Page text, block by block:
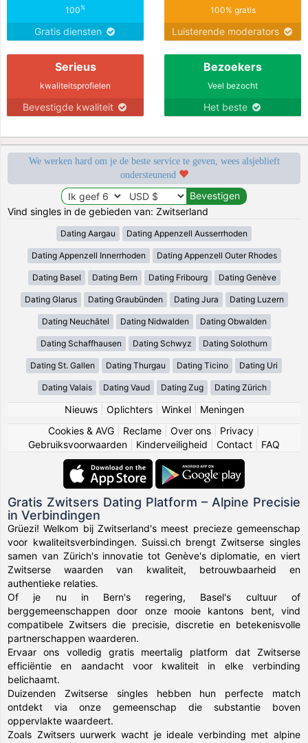
100%
Gratis diensten
100% gratis
Luisterende moderators
Serieus
kwaliteitsprofielen
Bevestigde kwaliteit
Bezoekers
Veel bezocht
Het beste
We werken hard om je de beste service te geven, wees alsjeblieft
ondersteunend
Vind singles in de gebieden van: Zwitserland
Dating Aargau Dating Appenzell Ausserrhoden
Dating Appenzell Innerrhoden Dating Appenzell Outer Rhodes
Dating Basel Dating Bern Dating Fribourg Dating Genève
Dating Glarus Dating Graubünden Dating Jura Dating Luzern
Dating Neuchâtel Dating Nidwalden Dating Obwalden
Dating Schaffhausen Dating Schwyz Dating Solothurn
Dating St. Gallen Dating Thurgau Dating Ticino Dating Uri
Dating Valais Dating Vaud Dating Zug Dating Zürich
Nieuws| Oplichters| Winkel| Meningen
Cookies & AVG
Reclame Over ons Privacy
Gebruiksvoorwaarden
Kinderveiligheid Contact FAQ
Gratis Zwitsers Dating Platform – Alpine Precisie
in Verbindingen
Grüezi! Welkom bij Zwitserland's meest precieze gemeenschap
voor kwaliteitsverbindingen. Suissi.ch brengt Zwitserse singles
samen van Zürich's innovatie tot Genève's diplomatie, en viert
Zwitserse waarden van kwaliteit, betrouwbaarheid en
authentieke relaties.
Of je nu in Bern's regering, Basel's cultuur of
berggemeenschappen door onze mooie kantons bent, vind
compatibele Zwitsers die precisie, discretie en betekenisvolle
partnerschappen waarderen.
Ervaar ons volledig gratis meertalig platform dat Zwitserse
efficiëntie en aandacht voor kwaliteit in elke verbinding
belichaamt.
Duizenden Zwitserse singles hebben hun perfecte match
ontdekt via onze gemeenschap die substantie boven
oppervlakte waardeert.
Zoals Zwitsers uurwerk wacht je ideale verbinding met alpine